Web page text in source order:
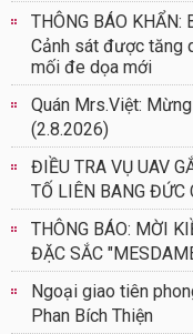
THÔNG BÁO
Cảnh sát được tăng
mối đe dọa mới
Quán Mrs.Việt:
(2.8.2026)
ĐIỀU TRA VỤ UAV
TỐ LIÊN BANG ĐỨC
THÔNG BÁO: MỜI
ĐẶC SẮC
Ngoại giao tiên
Phan Bích Thiện